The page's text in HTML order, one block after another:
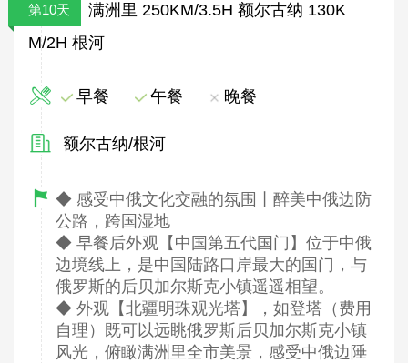
第10天
满洲里 250KM/3.5H 额尔古纳 130K
M/2H 根河
早餐 午餐 晚餐
额尔古纳/根河
◆ 感受中俄文化交融的氛围丨醉美中俄边防
公路，跨国湿地
◆ 早餐后外观【中国第五代国门】位于中俄
边境线上，是中国陆路口岸最大的国门，与
俄罗斯的后贝加尔斯克小镇遥遥相望。
◆ 外观【北疆明珠观光塔】，如登塔（费用
自理）既可以远眺俄罗斯后贝加尔斯克小镇
风光，俯瞰满洲里全市美景，感受中俄边陲